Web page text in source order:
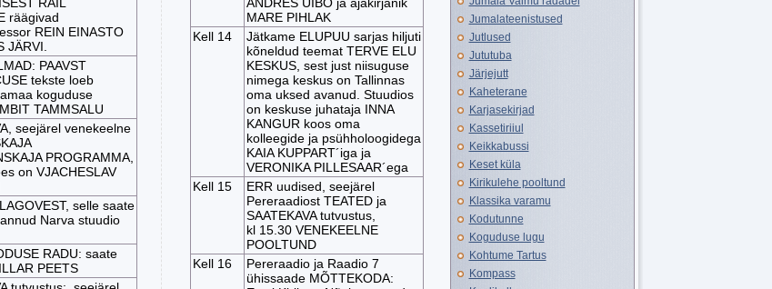
räägivad
REIN EINASTO
JÄRVI.
PAAVST
tekste loeb
koguduse
TAMMSALU
seejärel venekeelne
PROGRAMMA,
on VJACHESLAV
selle saate
Narva stuudio
RADU: saate
PEETS
MARE PIHLAK
Kell 14
Jätkame ELUPUU sarjas hiljuti
kõneldud teemat TERVE ELU
KESKUS, sest just niisuguse
nimega keskus on Tallinnas
oma uksed avanud. Stuudios
on keskuse juhataja INNA
KANGUR koos oma
kolleegide ja psühholoogidega
KAIA KUPPART´iga ja
VERONIKA PILLESAAR´ega
Kell 15
ERR uudised, seejärel
Pereraadiost TEATED ja
SAATEKAVA tutvustus,
kl 15.30 VENEKEELNE
POOLTUND
Kell 16
Pereraadio ja Raadio 7
ühissaade MÕTTEKODA:
Jumalateenistused
Jutlused
Jututuba
Järjejutt
Kaheterane
Karjasekirjad
Kassetiriiul
Keikkabussi
Keset küla
Kirikulehe pooltund
Klassika varamu
Kodutunne
Koguduse lugu
Kohtume Tartus
Kompass